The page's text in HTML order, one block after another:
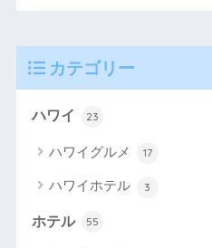
カテゴリー
ハワイ 23
ハワイグルメ 17
ハワイホテル 3
ホテル 55